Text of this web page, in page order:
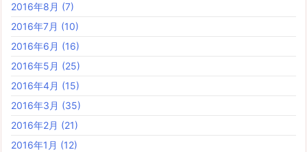
2016年8月 (7)
2016年7月 (10)
2016年6月 (16)
2016年5月 (25)
2016年4月 (15)
2016年3月 (35)
2016年2月 (21)
2016年1月 (12)